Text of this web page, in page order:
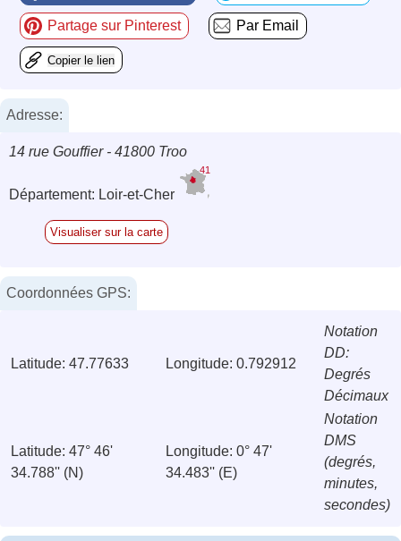
Partage sur Pinterest Par Email
Copier le lien
Adresse:
14 rue Gouffier - 41800 Troo
Département: Loir-et-Cher
41
Visualiser sur la carte
Coordonnées GPS:
Latitude: 47.77633 Longitude: 0.792912
Notation
DD:
Degrés
Décimaux
Latitude: 47° 46'
34.788'' (N)
Longitude: 0° 47'
34.483'' (E)
Notation
DMS
(degrés,
minutes,
secondes)